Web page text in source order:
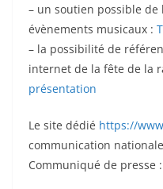
– un soutien possible de
évènements musicaux :
– la possibilité de
internet de la fête de la
présentation
Le site dédié https://
communication
Communiqué de presse :